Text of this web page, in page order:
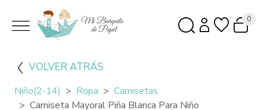
0
VOLVER ATRÁS
Niño(2-14) Ropa
Camisetas
Camiseta Mayoral Piña Blanca Para Niño